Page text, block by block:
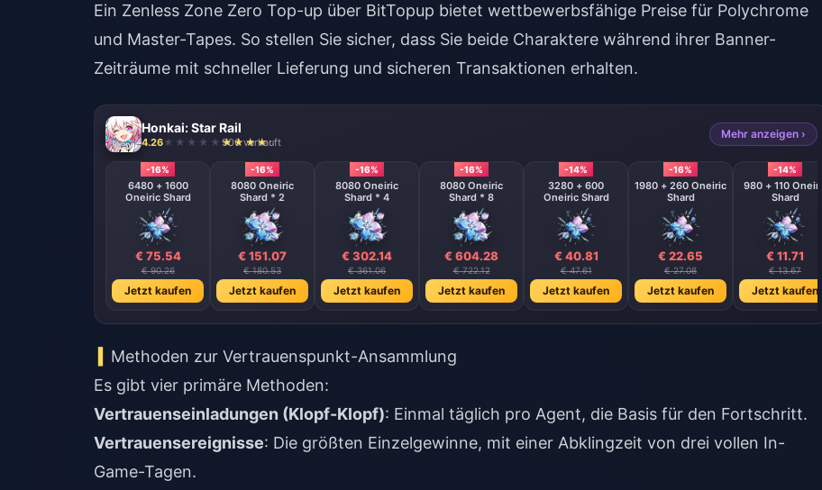
Ein Zenless Zone Zero Top-up über BitTopup bietet wettbewerbsfähige Preise für Polychrome
und Master-Tapes. So stellen Sie sicher, dass Sie beide Charaktere während ihrer Banner-
Zeiträume mit schneller Lieferung und sicheren Transaktionen erhalten.
Honkai: Star Rail
4.26 906 verkauft
Mehr anzeigen ›
-16%
6480 + 1600
Oneiric Shard
€ 75.54
€ 90.26
Jetzt kaufen
-16%
8080 Oneiric
Shard * 2
€ 151.07
€ 180.53
Jetzt kaufen
-16%
8080 Oneiric
Shard * 4
€ 302.14
€ 361.06
Jetzt kaufen
-16%
8080 Oneiric
Shard * 8
€ 604.28
€ 722.12
Jetzt kaufen
-14%
3280 + 600
Oneiric Shard
€ 40.81
€ 47.61
Jetzt kaufen
-16%
1980 + 260 Oneiric
Shard
€ 22.65
€ 27.08
Jetzt kaufen
-14%
980 + 110 Oneiric
Shard
€ 11.71
€ 13.67
Jetzt kaufen
Methoden zur Vertrauenspunkt-Ansammlung
Es gibt vier primäre Methoden:
Vertrauenseinladungen (Klopf-Klopf): Einmal täglich pro Agent, die Basis für den Fortschritt.
Vertrauensereignisse: Die größten Einzelgewinne, mit einer Abklingzeit von drei vollen In-
Game-Tagen.